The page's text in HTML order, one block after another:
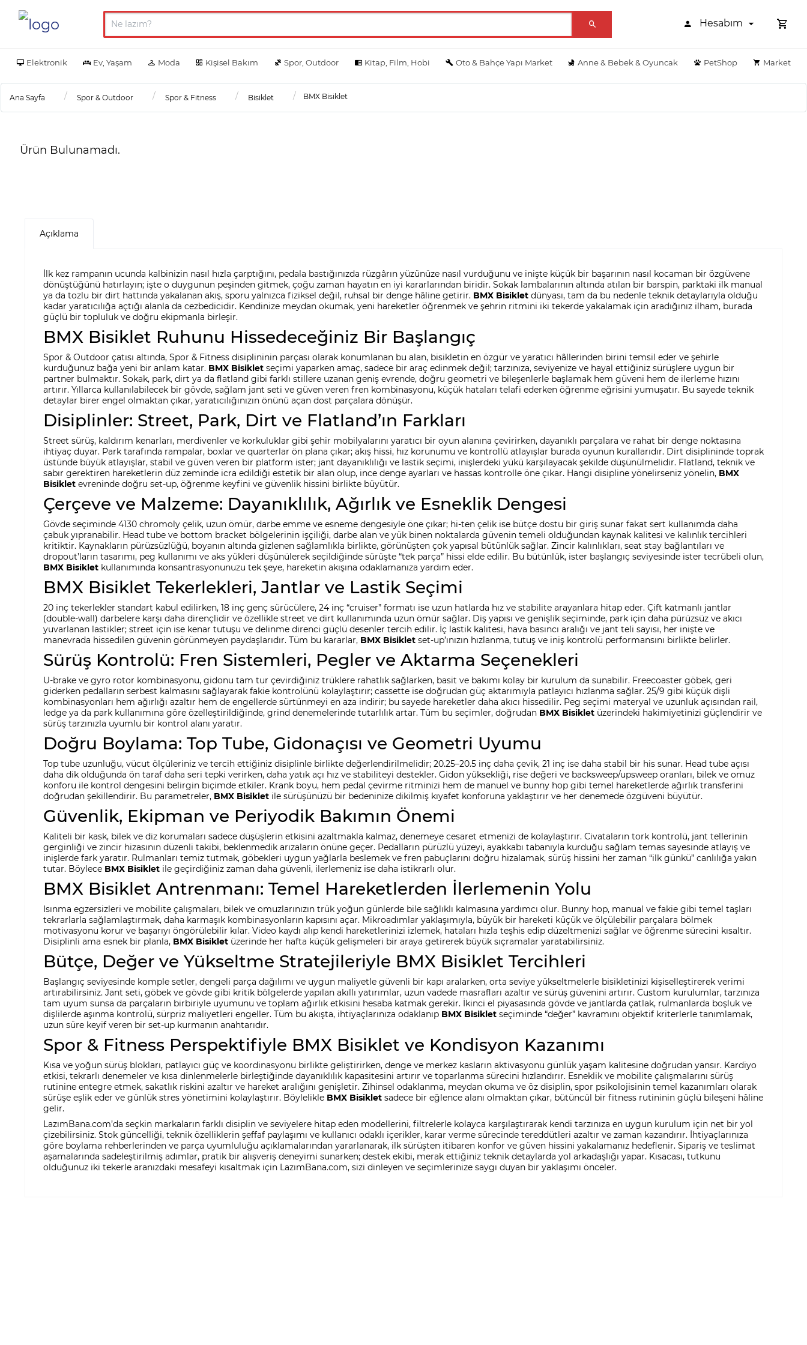
Hesabım
Elektronik Ev, Yaşam Moda Kişisel Bakım Spor, Outdoor Kitap, Film, Hobi Oto & Bahçe Yapı Market Anne & Bebek & Oyuncak PetShop Market
Ana Sayfa Spor & Outdoor Spor & Fitness Bisiklet BMX Bisiklet
Ürün Bulunamadı.
Açıklama
İlk kez rampanın ucunda kalbinizin nasıl hızla çarptığını, pedala bastığınızda rüzgârın yüzünüze nasıl vurduğunu ve inişte küçük bir başarının nasıl kocaman bir özgüvene
dönüştüğünü hatırlayın; işte o duygunun peşinden gitmek, çoğu zaman hayatın en iyi kararlarından biridir. Sokak lambalarının altında atılan bir barspin, parktaki ilk manual
ya da tozlu bir dirt hattında yakalanan akış, sporu yalnızca fiziksel değil, ruhsal bir denge hâline getirir. BMX Bisiklet dünyası, tam da bu nedenle teknik detaylarıyla olduğu
kadar yaratıcılığa açtığı alanla da cezbedicidir. Kendinize meydan okumak, yeni hareketler öğrenmek ve şehrin ritmini iki tekerde yakalamak için aradığınız ilham, burada
güçlü bir topluluk ve doğru ekipmanla birleşir.
BMX Bisiklet Ruhunu Hissedeceğiniz Bir Başlangıç
Spor & Outdoor çatısı altında, Spor & Fitness disiplininin parçası olarak konumlanan bu alan, bisikletin en özgür ve yaratıcı hâllerinden birini temsil eder ve şehirle
kurduğunuz bağa yeni bir anlam katar. BMX Bisiklet seçimi yaparken amaç, sadece bir araç edinmek değil; tarzınıza, seviyenize ve hayal ettiğiniz sürüşlere uygun bir
partner bulmaktır. Sokak, park, dirt ya da flatland gibi farklı stillere uzanan geniş evrende, doğru geometri ve bileşenlerle başlamak hem güveni hem de ilerleme hızını
artırır. Yıllarca kullanılabilecek bir gövde, sağlam jant seti ve güven veren fren kombinasyonu, küçük hataları telafi ederken öğrenme eğrisini yumuşatır. Bu sayede teknik
detaylar birer engel olmaktan çıkar, yaratıcılığınızın önünü açan dost parçalara dönüşür.
Disiplinler: Street, Park, Dirt ve Flatland’ın Farkları
Street sürüş, kaldırım kenarları, merdivenler ve korkuluklar gibi şehir mobilyalarını yaratıcı bir oyun alanına çevirirken, dayanıklı parçalara ve rahat bir denge noktasına
ihtiyaç duyar. Park tarafında rampalar, boxlar ve quarterlar ön plana çıkar; akış hissi, hız korunumu ve kontrollü atlayışlar burada oyunun kurallarıdır. Dirt disiplininde toprak
üstünde büyük atlayışlar, stabil ve güven veren bir platform ister; jant dayanıklılığı ve lastik seçimi, inişlerdeki yükü karşılayacak şekilde düşünülmelidir. Flatland, teknik ve
sabır gerektiren hareketlerin düz zeminde icra edildiği estetik bir alan olup, ince denge ayarları ve hassas kontrolle öne çıkar. Hangi disipline yönelirseniz yönelin, BMX
Bisiklet evreninde doğru set-up, öğrenme keyfini ve güvenlik hissini birlikte büyütür.
Çerçeve ve Malzeme: Dayanıklılık, Ağırlık ve Esneklik Dengesi
Gövde seçiminde 4130 chromoly çelik, uzun ömür, darbe emme ve esneme dengesiyle öne çıkar; hi-ten çelik ise bütçe dostu bir giriş sunar fakat sert kullanımda daha
çabuk yıpranabilir. Head tube ve bottom bracket bölgelerinin işçiliği, darbe alan ve yük binen noktalarda güvenin temeli olduğundan kaynak kalitesi ve kalınlık tercihleri
kritiktir. Kaynakların pürüzsüzlüğü, boyanın altında gizlenen sağlamlıkla birlikte, görünüşten çok yapısal bütünlük sağlar. Zincir kalınlıkları, seat stay bağlantıları ve
dropout’ların tasarımı, peg kullanımı ve aks yükleri düşünülerek seçildiğinde sürüşte “tek parça” hissi elde edilir. Bu bütünlük, ister başlangıç seviyesinde ister tecrübeli olun,
BMX Bisiklet kullanımında konsantrasyonunuzu tek şeye, hareketin akışına odaklamanıza yardım eder.
BMX Bisiklet Tekerlekleri, Jantlar ve Lastik Seçimi
20 inç tekerlekler standart kabul edilirken, 18 inç genç sürücülere, 24 inç “cruiser” formatı ise uzun hatlarda hız ve stabilite arayanlara hitap eder. Çift katmanlı jantlar
(double-wall) darbelere karşı daha dirençlidir ve özellikle street ve dirt kullanımında uzun ömür sağlar. Diş yapısı ve genişlik seçiminde, park için daha pürüzsüz ve akıcı
yuvarlanan lastikler; street için ise kenar tutuşu ve delinme direnci güçlü desenler tercih edilir. İç lastik kalitesi, hava basıncı aralığı ve jant teli sayısı, her inişte ve
manevrada hissedilen güvenin görünmeyen paydaşlarıdır. Tüm bu kararlar, BMX Bisiklet set-up’ınızın hızlanma, tutuş ve iniş kontrolü performansını birlikte belirler.
Sürüş Kontrolü: Fren Sistemleri, Pegler ve Aktarma Seçenekleri
U-brake ve gyro rotor kombinasyonu, gidonu tam tur çevirdiğiniz trüklere rahatlık sağlarken, basit ve bakımı kolay bir kurulum da sunabilir. Freecoaster göbek, geri
giderken pedalların serbest kalmasını sağlayarak fakie kontrolünü kolaylaştırır; cassette ise doğrudan güç aktarımıyla patlayıcı hızlanma sağlar. 25/9 gibi küçük dişli
kombinasyonları hem ağırlığı azaltır hem de engellerde sürtünmeyi en aza indirir; bu sayede hareketler daha akıcı hissedilir. Peg seçimi materyal ve uzunluk açısından rail,
ledge ya da park kullanımına göre özelleştirildiğinde, grind denemelerinde tutarlılık artar. Tüm bu seçimler, doğrudan BMX Bisiklet üzerindeki hakimiyetinizi güçlendirir ve
sürüş tarzınızla uyumlu bir kontrol alanı yaratır.
Doğru Boylama: Top Tube, Gidonaçısı ve Geometri Uyumu
Top tube uzunluğu, vücut ölçüleriniz ve tercih ettiğiniz disiplinle birlikte değerlendirilmelidir; 20.25–20.5 inç daha çevik, 21 inç ise daha stabil bir his sunar. Head tube açısı
daha dik olduğunda ön taraf daha seri tepki verirken, daha yatık açı hız ve stabiliteyi destekler. Gidon yüksekliği, rise değeri ve backsweep/upsweep oranları, bilek ve omuz
konforu ile kontrol dengesini belirgin biçimde etkiler. Krank boyu, hem pedal çevirme ritminizi hem de manuel ve bunny hop gibi temel hareketlerde ağırlık transferini
doğrudan şekillendirir. Bu parametreler, BMX Bisiklet ile sürüşünüzü bir bedeninize dikilmiş kıyafet konforuna yaklaştırır ve her denemede özgüveni büyütür.
Güvenlik, Ekipman ve Periyodik Bakımın Önemi
Kaliteli bir kask, bilek ve diz korumaları sadece düşüşlerin etkisini azaltmakla kalmaz, denemeye cesaret etmenizi de kolaylaştırır. Civataların tork kontrolü, jant tellerinin
gerginliği ve zincir hizasının düzenli takibi, beklenmedik arızaların önüne geçer. Pedalların pürüzlü yüzeyi, ayakkabı tabanıyla kurduğu sağlam temas sayesinde atlayış ve
inişlerde fark yaratır. Rulmanları temiz tutmak, göbekleri uygun yağlarla beslemek ve fren pabuçlarını doğru hizalamak, sürüş hissini her zaman “ilk günkü” canlılığa yakın
tutar. Böylece BMX Bisiklet ile geçirdiğiniz zaman daha güvenli, ilerlemeniz ise daha istikrarlı olur.
BMX Bisiklet Antrenmanı: Temel Hareketlerden İlerlemenin Yolu
Isınma egzersizleri ve mobilite çalışmaları, bilek ve omuzlarınızın trük yoğun günlerde bile sağlıklı kalmasına yardımcı olur. Bunny hop, manual ve fakie gibi temel taşları
tekrarlarla sağlamlaştırmak, daha karmaşık kombinasyonların kapısını açar. Mikroadımlar yaklaşımıyla, büyük bir hareketi küçük ve ölçülebilir parçalara bölmek
motivasyonu korur ve başarıyı öngörülebilir kılar. Video kaydı alıp kendi hareketlerinizi izlemek, hataları hızla teşhis edip düzeltmenizi sağlar ve öğrenme sürecini kısaltır.
Disiplinli ama esnek bir planla, BMX Bisiklet üzerinde her hafta küçük gelişmeleri bir araya getirerek büyük sıçramalar yaratabilirsiniz.
Bütçe, Değer ve Yükseltme Stratejileriyle BMX Bisiklet Tercihleri
Başlangıç seviyesinde komple setler, dengeli parça dağılımı ve uygun maliyetle güvenli bir kapı aralarken, orta seviye yükseltmelerle bisikletinizi kişiselleştirerek verimi
artırabilirsiniz. Jant seti, göbek ve gövde gibi kritik bölgelerde yapılan akıllı yatırımlar, uzun vadede masrafları azaltır ve sürüş güvenini artırır. Custom kurulumlar, tarzınıza
tam uyum sunsa da parçaların birbiriyle uyumunu ve toplam ağırlık etkisini hesaba katmak gerekir. İkinci el piyasasında gövde ve jantlarda çatlak, rulmanlarda boşluk ve
dişlilerde aşınma kontrolü, sürpriz maliyetleri engeller. Tüm bu akışta, ihtiyaçlarınıza odaklanıp BMX Bisiklet seçiminde “değer” kavramını objektif kriterlerle tanımlamak,
uzun süre keyif veren bir set-up kurmanın anahtarıdır.
Spor & Fitness Perspektifiyle BMX Bisiklet ve Kondisyon Kazanımı
Kısa ve yoğun sürüş blokları, patlayıcı güç ve koordinasyonu birlikte geliştirirken, denge ve merkez kasların aktivasyonu günlük yaşam kalitesine doğrudan yansır. Kardiyo
etkisi, tekrarlı denemeler ve kısa dinlenmelerle birleştiğinde dayanıklılık kapasitesini artırır ve toparlanma sürecini hızlandırır. Esneklik ve mobilite çalışmalarını sürüş
rutinine entegre etmek, sakatlık riskini azaltır ve hareket aralığını genişletir. Zihinsel odaklanma, meydan okuma ve öz disiplin, spor psikolojisinin temel kazanımları olarak
sürüşe eşlik eder ve günlük stres yönetimini kolaylaştırır. Böylelikle BMX Bisiklet sadece bir eğlence alanı olmaktan çıkar, bütüncül bir fitness rutininin güçlü bileşeni hâline
gelir.
LazımBana.com’da seçkin markaların farklı disiplin ve seviyelere hitap eden modellerini, filtrelerle kolayca karşılaştırarak kendi tarzınıza en uygun kurulum için net bir yol
çizebilirsiniz. Stok güncelliği, teknik özelliklerin şeffaf paylaşımı ve kullanıcı odaklı içerikler, karar verme sürecinde tereddütleri azaltır ve zaman kazandırır. İhtiyaçlarınıza
göre boylama rehberlerinden ve parça uyumluluğu açıklamalarından yararlanarak, ilk sürüşten itibaren konfor ve güven hissini yakalamanız hedeflenir. Sipariş ve teslimat
aşamalarında sadeleştirilmiş adımlar, pratik bir alışveriş deneyimi sunarken; destek ekibi, merak ettiğiniz teknik detaylarda yol arkadaşlığı yapar. Kısacası, tutkunu
olduğunuz iki tekerle aranızdaki mesafeyi kısaltmak için LazımBana.com, sizi dinleyen ve seçimlerinize saygı duyan bir yaklaşımı önceler.